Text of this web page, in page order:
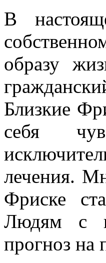
В
образу
Близкие
себя
лечения.
Фриске
Людям с
прогноз на